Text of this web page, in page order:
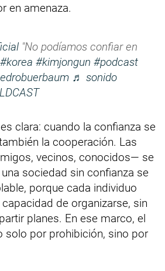
en amenaza.
"No podíamos confiar en
#korea #kimjongun #podcast
♬ sonido
clara: cuando la confianza se
la cooperación. Las
vecinos, conocidos— se
sociedad sin confianza se
porque cada individuo
de organizarse, sin
planes. En ese marco, el
solo por prohibición, sino por